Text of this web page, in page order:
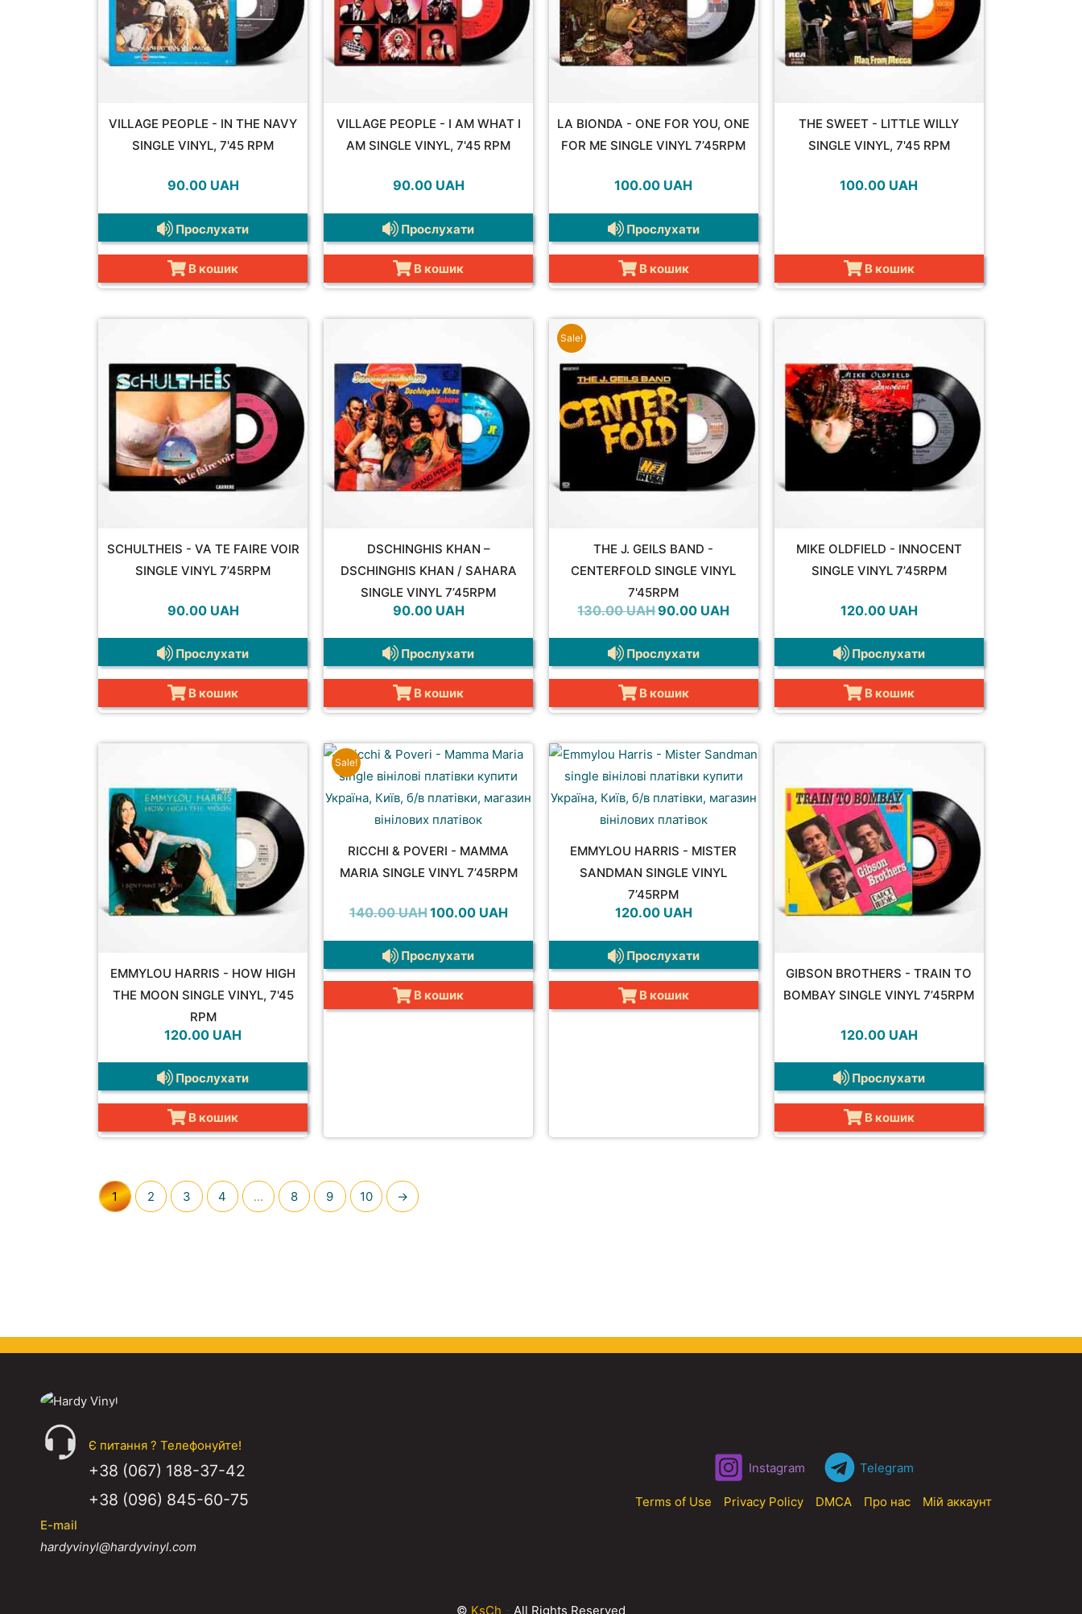
VILLAGE PEOPLE - IN THE NAVY
SINGLE VINYL, 7'45 RPM
90.00 UAH
Прослухати
В кошик
VILLAGE PEOPLE - I AM WHAT I
AM SINGLE VINYL, 7'45 RPM
90.00 UAH
Прослухати
В кошик
LA BIONDA - ONE FOR YOU, ONE
FOR ME SINGLE VINYL 7’45RPM
100.00 UAH
Прослухати
В кошик
THE SWEET - LITTLE WILLY
SINGLE VINYL, 7'45 RPM
100.00 UAH
В кошик
SCHULTHEIS - VA TE FAIRE VOIR
SINGLE VINYL 7’45RPM
90.00 UAH
Прослухати
В кошик
DSCHINGHIS KHAN –
DSCHINGHIS KHAN / SAHARA
SINGLE VINYL 7’45RPM
90.00 UAH
Прослухати
В кошик
Sale!
THE J. GEILS BAND -
CENTERFOLD SINGLE VINYL
7'45RPM
130.00UAHОригінальна
130.00 UAH.
90.00 UAH
90.00 UAH.
Прослухати
В кошик
MIKE OLDFIELD - INNOCENT
SINGLE VINYL 7’45RPM
120.00 UAH
Прослухати
В кошик
EMMYLOU HARRIS - HOW HIGH
THE MOON SINGLE VINYL, 7'45
RPM
120.00 UAH
Прослухати
В кошик
Sale!
RICCHI & POVERI - MAMMA
MARIA SINGLE VINYL 7’45RPM
140.00UAH Оригінальна
100.00 UAHПоточна
Прослухати
В кошик
EMMYLOU HARRIS - MISTER
SANDMAN SINGLE VINYL
7’45RPM
120.00 UAH
Прослухати
В кошик
GIBSON BROTHERS - TRAIN TO
BOMBAY SINGLE VINYL 7’45RPM
120.00 UAH
Прослухати
В кошик
1 2 3 4 … 8 9 10 →
Є питання ? Телефонуйте!
+38 (067) 188-37-42
+38 (096) 845-60-75
E-mail
hardyvinyl@hardyvinyl.com
Instagram Telegram
Terms of Use Privacy Policy DMCA Про нас Мій аккаунт
© KsCh - All Rights Reserved